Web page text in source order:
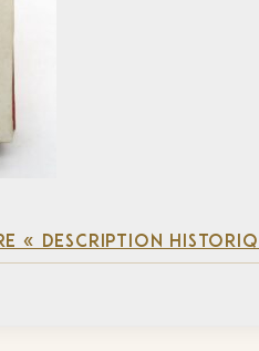
« DESCRIPTION